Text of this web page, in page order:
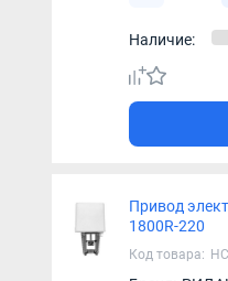
Наличие:
Привод
1800R-220
Код товара: